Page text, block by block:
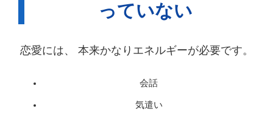
っていない
恋愛には、 本来かなりエネルギーが必要です。
会話
気遣い